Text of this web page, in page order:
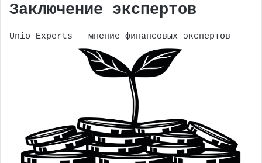
Заключение экспертов
Unio Experts — мнение финансовых экспертов